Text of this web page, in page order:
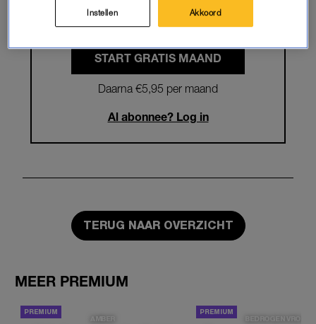
Maandelijks opzegbaar
START GRATIS MAAND
Daarna €5,95 per maand
Al abonnee? Log in
TERUG NAAR OVERZICHT
MEER PREMIUM
AMBER BEDROGEN VROUW
Instellen Akkoord